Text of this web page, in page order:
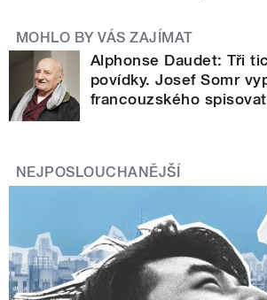
MOHLO BY VÁS ZAJÍMAT
Alphonse Daudet: Tři
povídky. Josef Somr
francouzského
NEJPOSLOUCHANĚJŠÍ